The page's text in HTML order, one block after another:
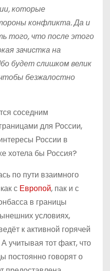
которые
конфликта. Да и
того, что после этого
зачистка на
будет слишком велик
безжалостно
соседним
для России,
России в
хотела бы Россия?
по пути взаимного
с Европой, пак и с
в границы
условиях,
к активной горячей
учитывая тот факт, что
постоянно говорят о